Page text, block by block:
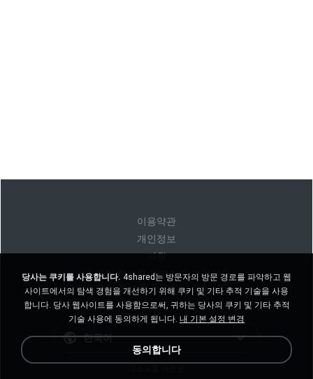
이용약관
개인정보
지원
내 개인 정보를 판매하지 마십시오
내 개인 정보를 공유하지 마십시오
한국어
당사는 쿠키를 사용합니다. 4shared는 방문자의 방문 경로를 파악하고 웹
사이트에서의 탐색 경험을 개선하기 위해 쿠키 및 기타 추적 기술을 사용
합니다. 당사 웹사이트를 사용함으로써, 귀하는 당사의 쿠키 및 기타 추적
기술 사용에 동의하게 됩니다. 내 기본 설정 변경
동의합니다